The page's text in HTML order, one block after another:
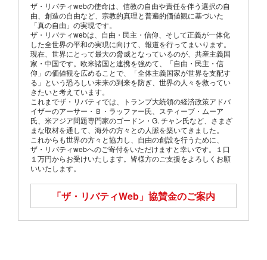
ザ・リバティwebの使命は、信教の自由や責任を伴う選択の自
由、創造の自由など、宗教的真理と普遍的価値観に基づいた
「真の自由」の実現です。
ザ・リバティwebは、自由・民主・信仰、そして正義が一体化
した全世界の平和の実現に向けて、報道を行ってまいります。
現在、世界にとって最大の脅威となっているのが、共産主義国
家・中国です。欧米諸国と連携を強めて、「自由・民主・信
仰」の価値観を広めることで、「全体主義国家が世界を支配す
る」という恐ろしい未来の到来を防ぎ、世界の人々を救ってい
きたいと考えています。
これまでザ・リバティでは、トランプ大統領の経済政策アドバ
イザーのアーサー・Ｂ・ラッファー氏、スティーブ・ムーア
氏、米アジア問題専門家のゴードン・G. チャン氏など、さまざ
まな取材を通して、海外の方々との人脈を築いてきました。
これからも世界の方々と協力し、自由の創設を行うために、
ザ・リバティwebへのご寄付をいただけますと幸いです。１口
１万円からお受けいたします。皆様方のご支援をよろしくお願
いいたします。
「ザ・リバティWeb」 協賛金のご案内